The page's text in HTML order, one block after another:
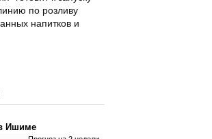
по розливу
напитков и
Ишиме